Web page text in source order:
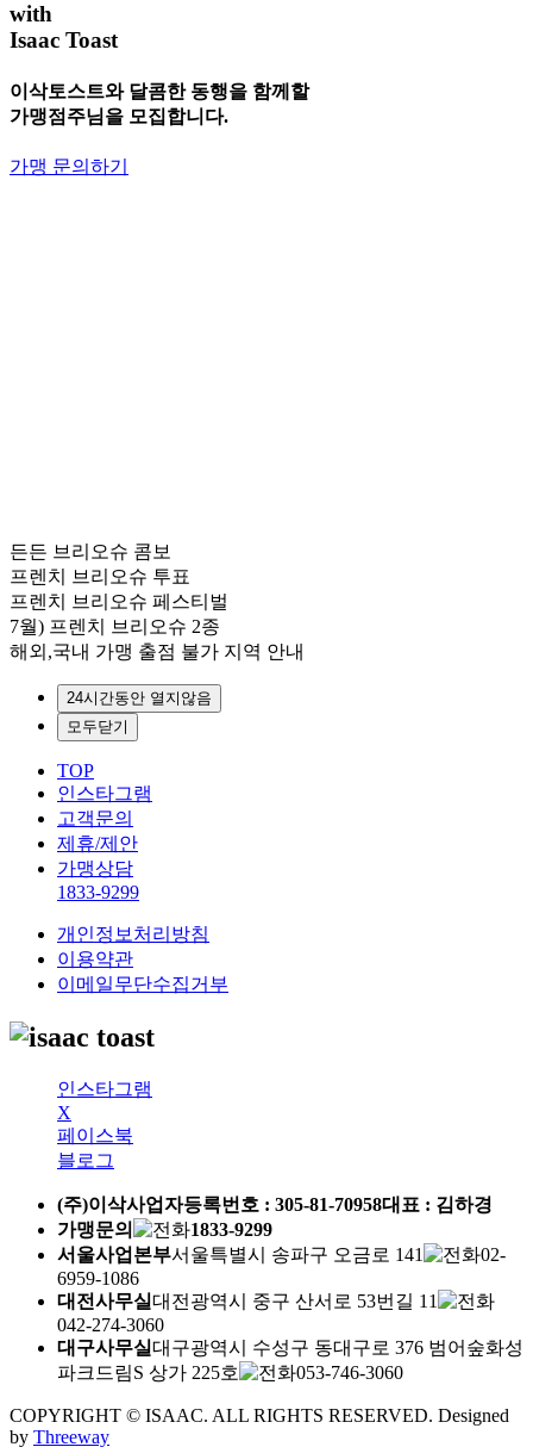
with
Isaac Toast
이삭토스트와 달콤한 동행을 함께할
가맹점주님을 모집합니다.
가맹 문의하기
든든 브리오슈 콤보
프렌치 브리오슈 투표
프렌치 브리오슈 페스티벌
7월) 프렌치 브리오슈 2종
해외,국내 가맹 출점 불가 지역 안내
TOP
인스타그램
고객문의
제휴/제안
가맹상담
1833-9299
개인정보처리방침
이용약관
이메일무단수집거부
인스타그램
X
페이스북
블로그
(주)이삭사업자등록번호 : 305-81-70958대표 : 김하경
가맹문의
1833-9299
서울사업본부서울특별시 송파구 오금로 141
02-
6959-1086
대전사무실대전광역시 중구 산서로 53번길 11
042-274-3060
대구사무실대구광역시 수성구 동대구로 376 범어숲화성
파크드림S 상가 225호
053-746-3060
COPYRIGHT © ISAAC. ALL RIGHTS RESERVED. Designed
by Threeway